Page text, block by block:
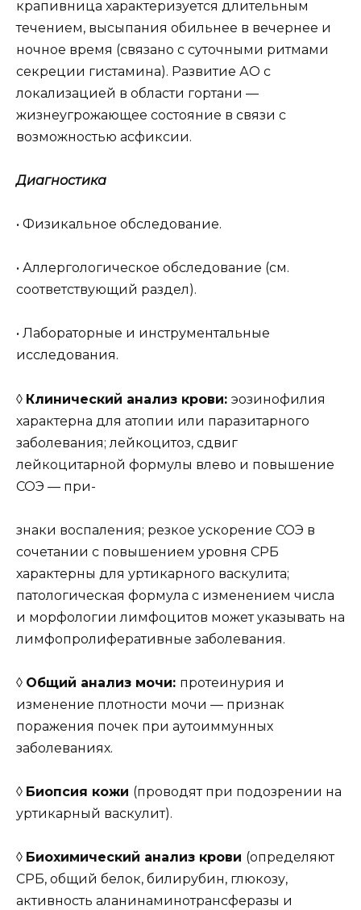
крапивница характеризуется длительным
течением, высыпания обильнее в вечернее и
ночное время (связано с суточными ритмами
секреции гистамина). Развитие АО с
локализацией в области гортани —
жизнеугрожающее состояние в связи с
возможностью асфиксии.
Диагностика
• Физикальное обследование.
• Аллергологическое обследование (см.
соответствующий раздел).
• Лабораторные и инструментальные
исследования.
◊ Клинический анализ крови: эозинофилия
характерна для атопии или паразитарного
заболевания; лейкоцитоз, сдвиг
лейкоцитарной формулы влево и повышение
СОЭ — при-
знаки воспаления; резкое ускорение СОЭ в
сочетании с повышением уровня СРБ
характерны для уртикарного васкулита;
патологическая формула с изменением числа
и морфологии лимфоцитов может указывать на
лимфопролиферативные заболевания.
◊ Общий анализ мочи: протеинурия и
изменение плотности мочи — признак
поражения почек при аутоиммунных
заболеваниях.
◊ Биопсия кожи (проводят при подозрении на
уртикарный васкулит).
◊ Биохимический анализ крови (определяют
СРБ, общий белок, билирубин, глюкозу,
активность аланинаминотрансферазы и